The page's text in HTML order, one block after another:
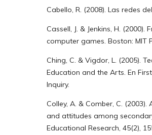
Cabello, R. (2008). Las redes
Cassell, J. & Jenkins, H.
computer games. Boston: MIT
Ching, C. & Vigdor, L. (2005).
Education and the Arts. En
Inquiry.
Colley, A. & Comber, C.
and attitudes among
Educational Research, 45(2),